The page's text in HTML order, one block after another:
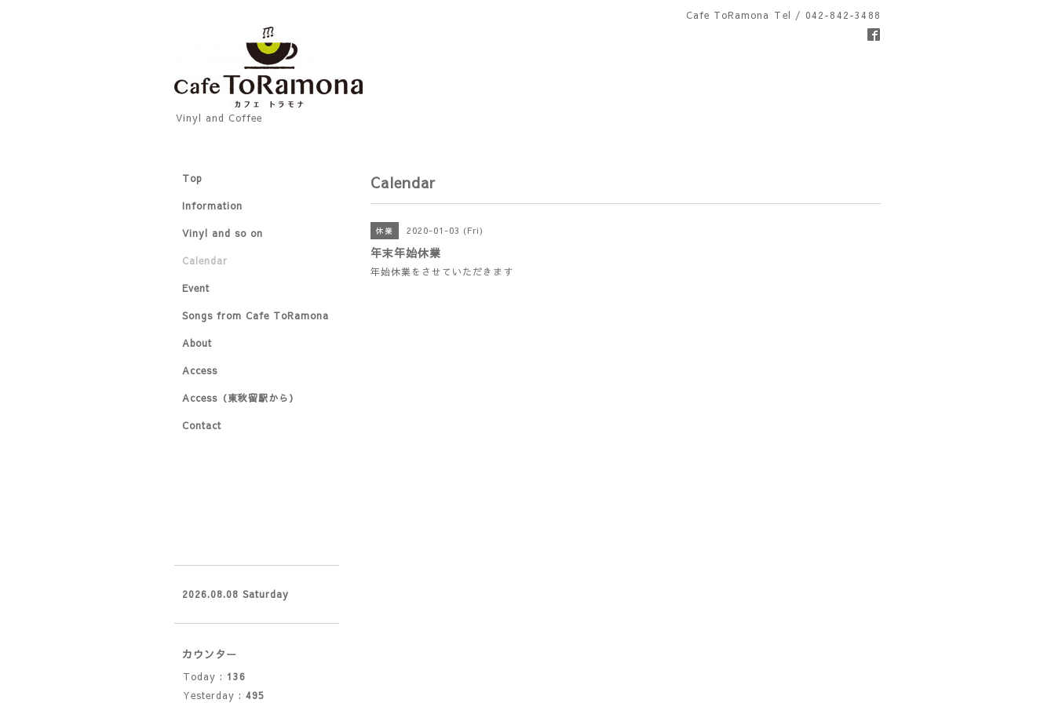
Cafe ToRamona Tel / 042-842-3488
Vinyl and Coffee
Calendar
休業 2020-01-03 (Fri)
年末年始休業
年始休業をさせていただきます
Top
Information
Vinyl and so on
Calendar
Event
Songs from Cafe ToRamona
About
Access
Access（東秋留駅から）
Contact
2026.08.08 Saturday
カウンター
Today : 136
Yesterday : 495